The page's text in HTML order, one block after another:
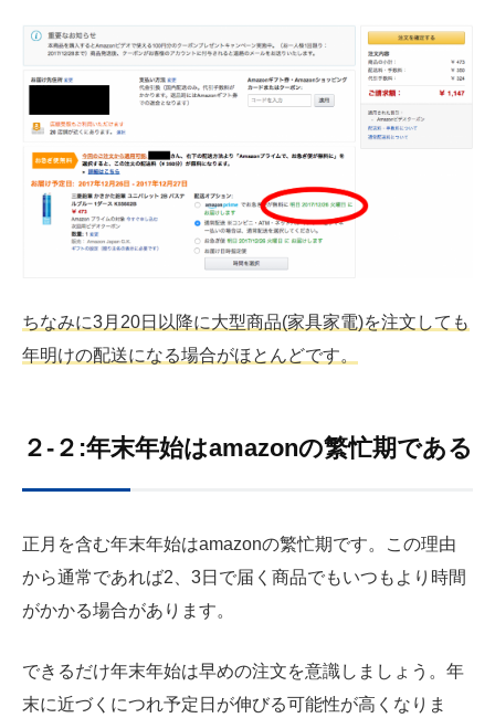
ちなみに3月20日以降に大型商品(家具家電)を注文しても
年明けの配送になる場合がほとんどです。
２-２:年末年始はamazonの繁忙期である
正月を含む年末年始はamazonの繁忙期です。この理由
から通常であれば2、3日で届く商品でもいつもより時間
がかかる場合があります。
できるだけ年末年始は早めの注文を意識しましょう。年
末に近づくにつれ予定日が伸びる可能性が高くなりま